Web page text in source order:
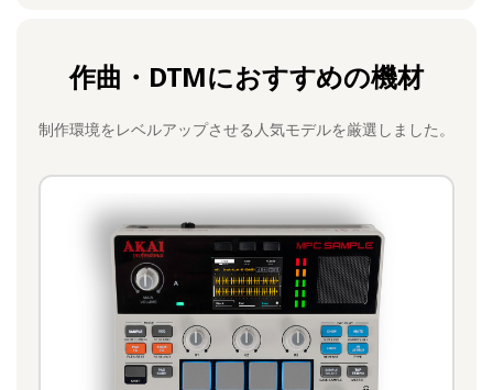
作曲・DTMにおすすめの機材
制作環境をレベルアップさせる人気モデルを厳選しました。